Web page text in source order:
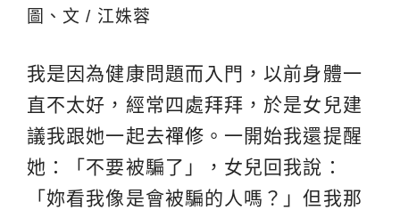
圖、文 / 江姝蓉
我是因為健康問題而入門，以前身體一
直不太好，經常四處拜拜，於是女兒建
議我跟她一起去禪修 。一開始我還提醒
她：「不要被騙了」，女兒回我說：
「妳看我像是會被騙的人嗎？」但我那